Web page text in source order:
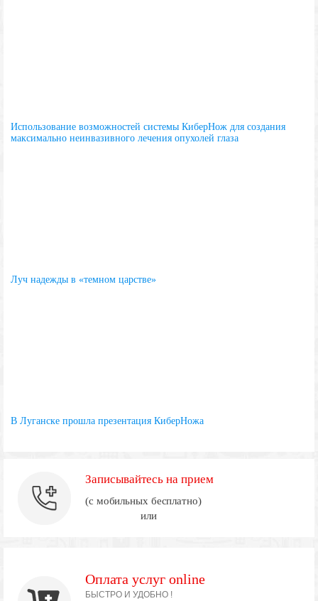
Использование возможностей системы КиберНож для создания
максимально неинвазивного лечения опухолей глаза
Луч надежды в «темном царстве»
В Луганске прошла презентация КиберНожа
Записывайтесь на прием
(с мобильных бесплатно)
или
Оплата услуг online
БЫСТРО И УДОБНО !